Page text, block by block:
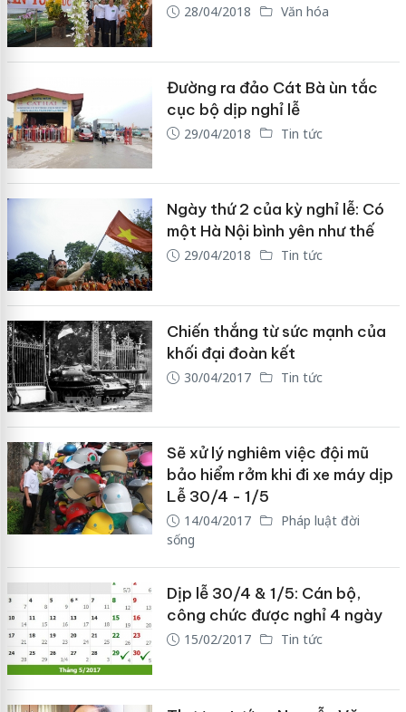
28/04/2018 Văn hóa
Đường ra đảo Cát Bà ùn tắc
cục bộ dịp nghỉ lễ
29/04/2018 Tin tức
Ngày thứ 2 của kỳ nghỉ lễ: Có
một Hà Nội bình yên như thế
29/04/2018 Tin tức
Chiến thắng từ sức mạnh của
khối đại đoàn kết
30/04/2017 Tin tức
Sẽ xử lý nghiêm việc đội mũ
bảo hiểm rởm khi đi xe máy dịp
Lễ 30/4 - 1/5
14/04/2017
Pháp luật đời
sống
Dịp lễ 30/4 & 1/5: Cán bộ,
công chức được nghỉ 4 ngày
15/02/2017 Tin tức